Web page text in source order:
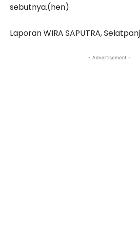
sebutnya.(hen)
Laporan WIRA SAPUTRA,
- Advertisement -